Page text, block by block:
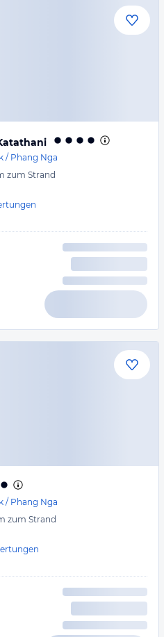
/ Phang Nga
zum Strand
/ Phang Nga
zum Strand